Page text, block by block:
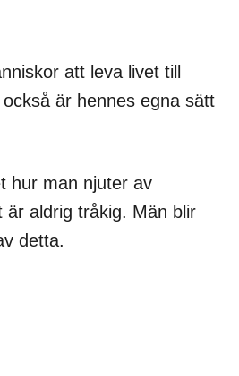
att leva livet till
är hennes egna sätt
hur man njuter av
är aldrig tråkig. Män blir
detta.